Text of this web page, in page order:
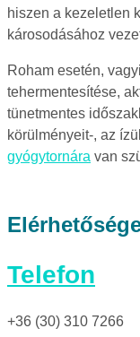
hiszen a kezeletlen
károsodásához
Roham esetén,
tehermentesítése,
tünetmentes
körülményeit-, az
gyógytornára van
Telefon
+36 (30) 310 7266